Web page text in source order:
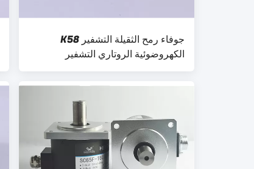
جوفاء رمح الثقيلة التشفير K58
الكهروضوئية الروتاري التشفير
7200ppr